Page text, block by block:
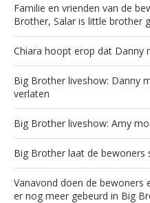
Familie en vrienden van de
Brother, Salar is little brother
Chiara hoopt erop dat Danny
Big Brother liveshow: Danny
verlaten
Big Brother liveshow: Amy
Big Brother laat de bewoners
Vanavond doen de bewoners
er nog meer gebeurd in Big